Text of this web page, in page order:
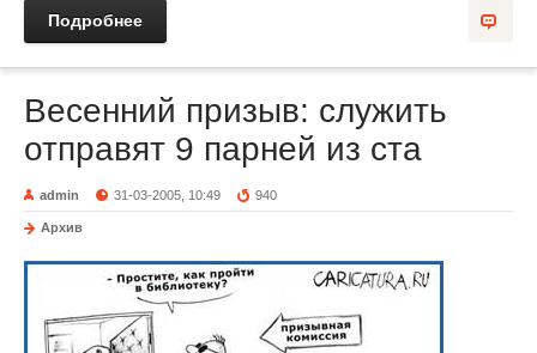
Подробнее
Весенний призыв: служить
отправят 9 парней из ста
admin 31-03-2005, 10:49 940
Архив